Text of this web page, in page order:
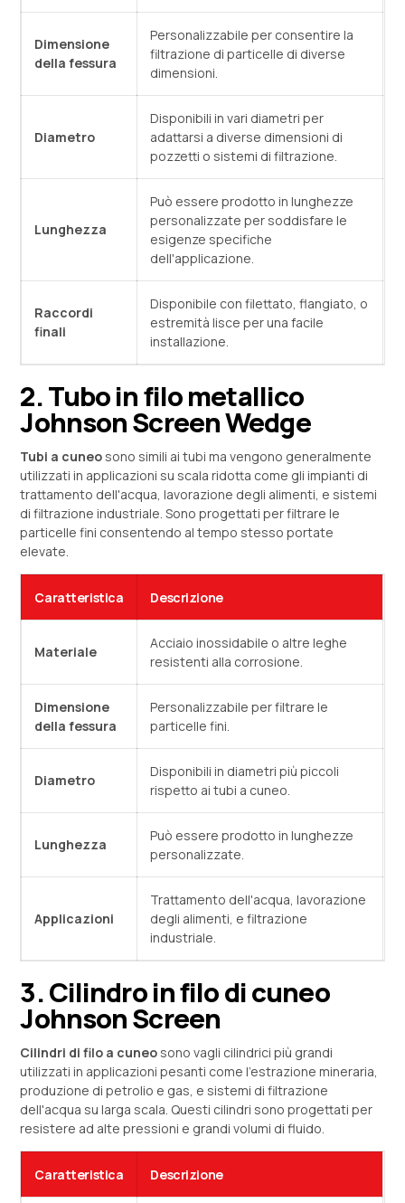
Dimensione
della fessura
Personalizzabile per consentire la
filtrazione di particelle di diverse
dimensioni.
Diametro
Disponibili in vari diametri per
adattarsi a diverse dimensioni di
pozzetti o sistemi di filtrazione.
Lunghezza
Può essere prodotto in lunghezze
personalizzate per soddisfare le
esigenze specifiche
dell'applicazione.
Raccordi
finali
Disponibile con filettato, flangiato, o
estremità lisce per una facile
installazione.
2. Tubo in filo metallico
Johnson Screen Wedge
Tubi a cuneo sono simili ai tubi ma vengono generalmente
utilizzati in applicazioni su scala ridotta come gli impianti di
trattamento dell'acqua, lavorazione degli alimenti, e sistemi
di filtrazione industriale. Sono progettati per filtrare le
particelle fini consentendo al tempo stesso portate
elevate.
Caratteristica Descrizione
Materiale
Acciaio inossidabile o altre leghe
resistenti alla corrosione.
Dimensione
della fessura
Personalizzabile per filtrare le
particelle fini.
Diametro
Disponibili in diametri più piccoli
rispetto ai tubi a cuneo.
Lunghezza
Può essere prodotto in lunghezze
personalizzate.
Applicazioni
Trattamento dell'acqua, lavorazione
degli alimenti, e filtrazione
industriale.
3. Cilindro in filo di cuneo
Johnson Screen
Cilindri di filo a cuneo sono vagli cilindrici più grandi
utilizzati in applicazioni pesanti come l'estrazione mineraria,
produzione di petrolio e gas, e sistemi di filtrazione
dell'acqua su larga scala. Questi cilindri sono progettati per
resistere ad alte pressioni e grandi volumi di fluido.
Caratteristica Descrizione